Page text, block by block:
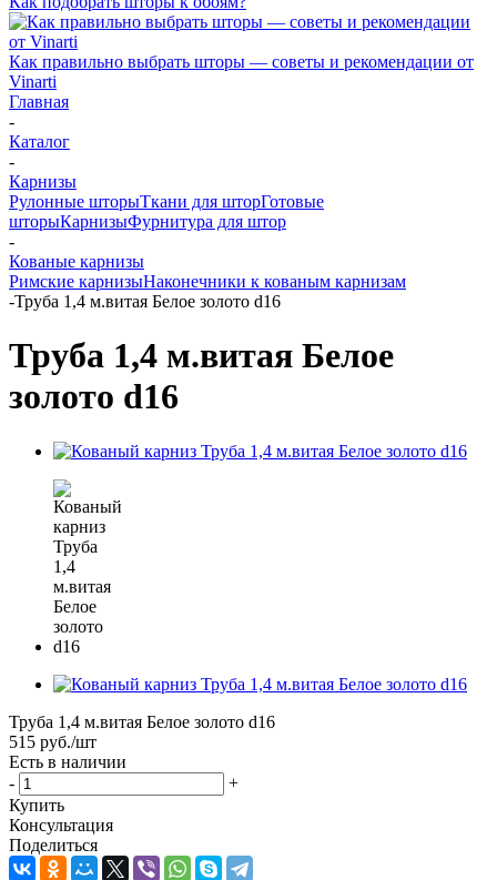
Как правильно выбрать шторы — советы и рекомендации от
Vinarti
Главная
-
Каталог
-
Карнизы
Рулонные шторыТкани для шторГотовые
шторыКарнизыФурнитура для штор
-
Кованые карнизы
Римские карнизыНаконечники к кованым карнизам
-Труба 1,4 м.витая Белое золото d16
Труба 1,4 м.витая Белое
золото d16
Труба 1,4 м.витая Белое золото d16
515 руб./шт
Есть в наличии
-
+
Купить
Консультация
Поделиться